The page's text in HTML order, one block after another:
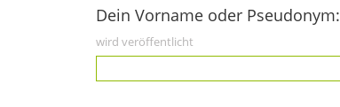
Dein Vorname oder Pseudonym:
wird veröffentlicht